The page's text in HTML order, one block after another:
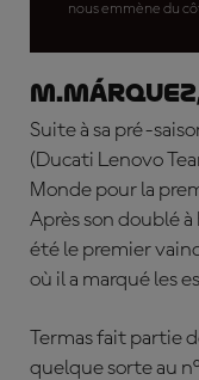
nous emmène du
Suite à sa pré-
(Ducati Lenovo
Monde pour la
Après son doublé à
été le premier
où il a marqué les
Termas fait partie
quelque sorte au